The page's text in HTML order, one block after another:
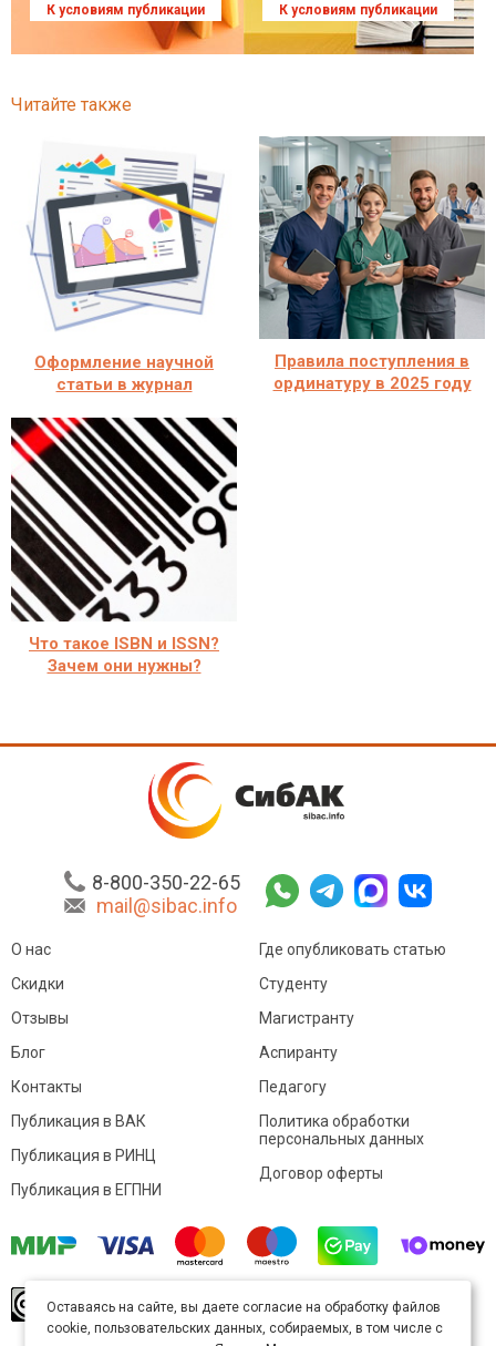
К условиям публикации К условиям публикации
Читайте также
Оформление научной
статьи в журнал
Правила поступления в
ординатуру в 2025 году
Что такое ISBN и ISSN?
Зачем они нужны?
8-800-350-22-65
mail@sibac.info
О нас
Скидки
Отзывы
Блог
Контакты
Где опубликовать статью
Студенту
Магистранту
Аспиранту
Педагогу
Публикация в ВАК
Публикация в РИНЦ
Публикация в ЕГПНИ
Политика обработки
персональных данных
Договор оферты
произведение доступно полицензии Creative
Commons «Attribution» («Атрибуция») 4.0
Оставаясь на сайте, вы даете согласие на обработку файлов
cookie, пользовательских данных, собираемых, в том числе с